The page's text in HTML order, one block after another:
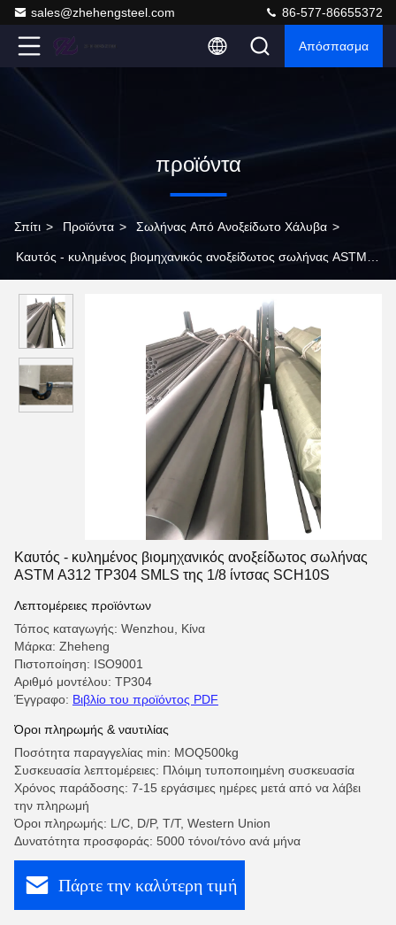
sales@zhehengsteel.com 86-577-86655372
Απόσπασμα
προϊόντα
Σπίτι > Προϊόντα > Σωλήνας Από Ανοξείδωτο Χάλυβα >
Καυτός - κυλημένος βιομηχανικός ανοξείδωτος σωλήνας ASTM
Καυτός - κυλημένος βιομηχανικός ανοξείδωτος σωλήνας
ASTM A312 TP304 SMLS της 1/8 ίντσας SCH10S
Λεπτομέρειες προϊόντων
Τόπος καταγωγής: Wenzhou, Κίνα
Μάρκα: Zheheng
Πιστοποίηση: ISO9001
Αριθμό μοντέλου: TP304
Έγγραφο: Βιβλίο του προϊόντος PDF
Όροι πληρωμής & ναυτιλίας
Ποσότητα παραγγελίας min: MOQ500kg
Συσκευασία λεπτομέρειες: Πλόιμη τυποποιημένη συσκευασία
Χρόνος παράδοσης: 7-15 εργάσιμες ημέρες μετά από να λάβει
την πληρωμή
Όροι πληρωμής: L/C, D/P, T/T, Western Union
Δυνατότητα προσφοράς: 5000 τόνοι/τόνο ανά μήνα
Πάρτε την καλύτερη τιμή